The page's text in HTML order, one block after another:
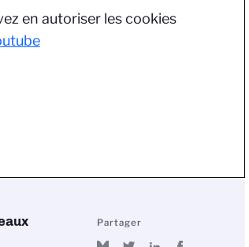
en autoriser les cookies
Partager